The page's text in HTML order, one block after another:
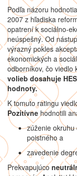
Podľa názoru
2007 z hľadiska
opatrení k sociálno-
neúspešný. Od
výrazný pokles
ekonomických a
odborníkov, čo viedlo
volieb dosahuje
hodnoty.
K tomuto ratingu
Pozitívne hodnotili
zúženie
poistného a
zavedenie
Prekvapujúco